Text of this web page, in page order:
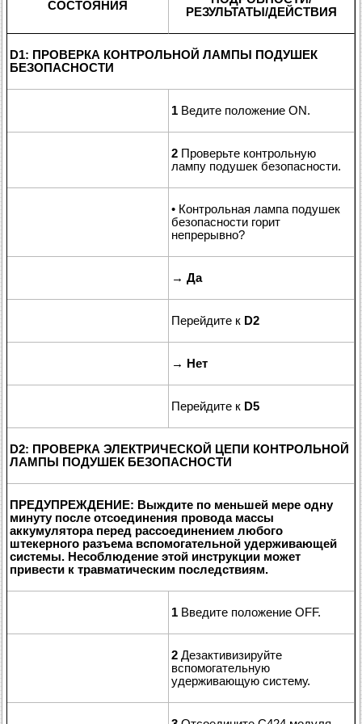
СОСТОЯНИЯ
РЕЗУЛЬТАТЫ/ДЕЙСТВИЯ
D1: ПРОВЕРКА КОНТРОЛЬНОЙ ЛАМПЫ ПОДУШЕК
БЕЗОПАСНОСТИ
1 Ведите положение ON.
2 Проверьте контрольную
лампу подушек безопасности.
• Контрольная лампа подушек
безопасности горит
непрерывно?
→ Да
Перейдите к D2
→ Нет
Перейдите к D5
D2: ПРОВЕРКА ЭЛЕКТРИЧЕСКОЙ ЦЕПИ КОНТРОЛЬНОЙ
ЛАМПЫ ПОДУШЕК БЕЗОПАСНОСТИ
ПРЕДУПРЕЖДЕНИЕ: Выждите по меньшей мере одну
минуту после отсоединения провода массы
аккумулятора перед рассоединением любого
штекерного разъема вспомогательной удерживающей
системы. Несоблюдение этой инструкции может
привести к травматическим последствиям.
1 Введите положение OFF.
2 Дезактивизируйте
вспомогательную
удерживающую систему.